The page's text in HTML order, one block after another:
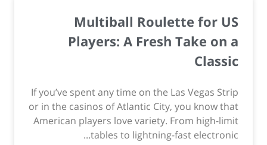
Multiball Roulette for US
Players: A Fresh Take on a
Classic
If you’ve spent any time on the Las Vegas Strip
or in the casinos of Atlantic City, you know that
American players love variety. From high-limit
tables to lightning-fast electronic...